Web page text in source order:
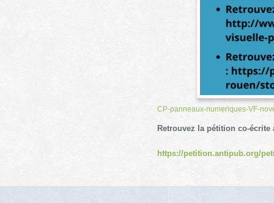
CP-panneaux-numeriques-VF-
Retrouvez la pétition co-écrite
https://petition.antipub.org/